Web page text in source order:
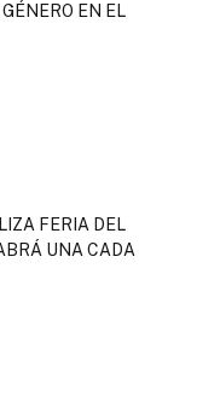
EN EL
FERIA DEL
UNA CADA